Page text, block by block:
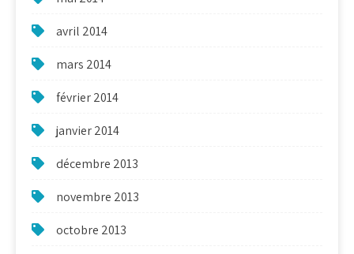
avril 2014
mars 2014
février 2014
janvier 2014
décembre 2013
novembre 2013
octobre 2013